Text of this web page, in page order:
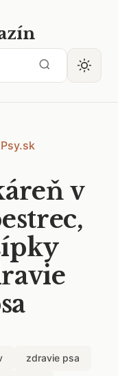
v
zdravie psa